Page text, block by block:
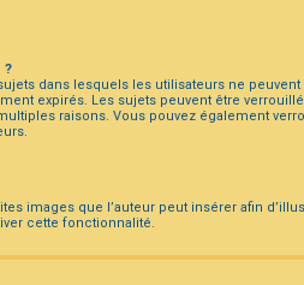
?
dans lesquels les utilisateurs ne
expirés. Les sujets peuvent être
raisons. Vous pouvez également
images que l’auteur peut insérer afin
cette fonctionnalité.